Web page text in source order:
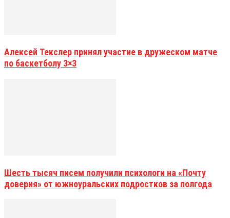
Алексей Текслер принял участие в дружеском матче
по баскетболу 3×3
Шесть тысяч писем получили психологи на «Почту
доверия» от южноуральских подростков за полгода